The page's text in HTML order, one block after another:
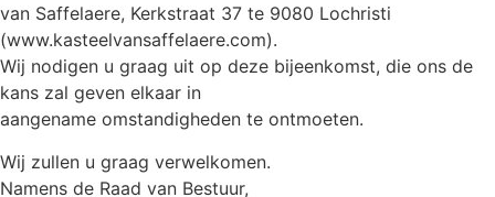
van Saffelaere, Kerkstraat 37 te 9080 Lochristi
(www.kasteelvansaffelaere.com).
Wij nodigen u graag uit op deze bijeenkomst, die ons de
kans zal geven elkaar in
aangename omstandigheden te ontmoeten.
Wij zullen u graag verwelkomen.
Namens de Raad van Bestuur,